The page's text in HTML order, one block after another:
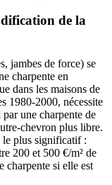
de la
jambes de force) se
charpente en
dans les maisons de
1980-2000, nécessite
une charpente de
chevron plus libre.
le plus significatif :
200 et 500 €/m² de
charpente si elle est